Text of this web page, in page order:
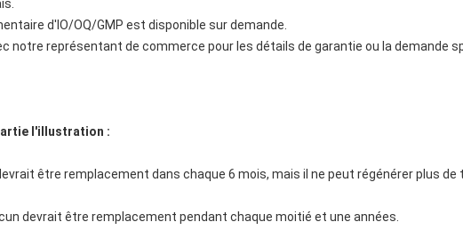
d'IO/OQ/GMP est disponible sur demande.
notre représentant de commerce pour les détails de garantie ou la demande
l'illustration :
être remplacement dans chaque 6 mois, mais il ne peut régénérer plus de
devrait être remplacement pendant chaque moitié et une années.